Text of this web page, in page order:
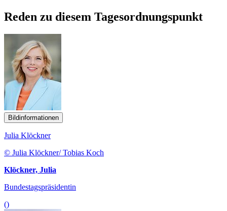
Reden zu diesem Tagesordnungspunkt
Bildinformationen
Julia Klöckner
© Julia Klöckner/ Tobias Koch
Klöckner, Julia
Bundestagspräsidentin
()